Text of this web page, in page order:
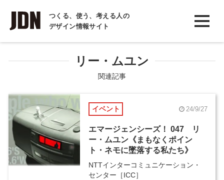
つくる、使う、考える人の
デザイン情報サイト
INTERVIEW
インタビュー
COLUMN
コラム
リー・ムユン
関連記事
イベント 24/9/27
エマージェンシーズ！ 047 リ
ー・ムユン《まもなくポイン
ト・ネモに墜落する私たち》
NTTインターコミュニケーション・
センター［ICC］